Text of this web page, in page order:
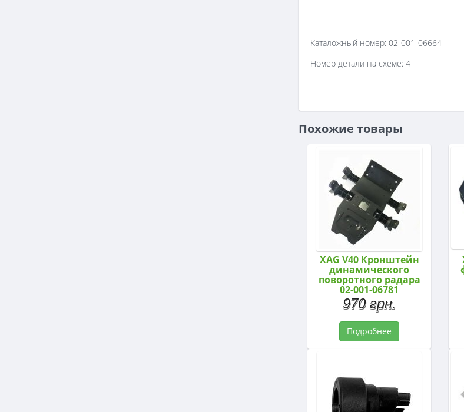
Каталожный номер: 02-001-06664
Номер детали на схеме: 4
Похожие товары
XAG V40 Кронштейн
динамического
поворотного радара
02-001-06781
970 грн.
Подробнее